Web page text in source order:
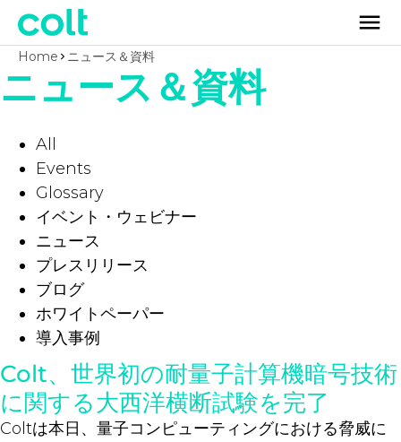
ニュース＆資料
Home ニュース＆資料
All
Events
Glossary
イベント・ウェビナー
ニュース
プレスリリース
ブログ
ホワイトペーパー
導入事例
Colt、世界初の耐量子計算機暗号技術
に関する大西洋横断試験を完了
Coltは本日、量子コンピューティングにおける脅威に